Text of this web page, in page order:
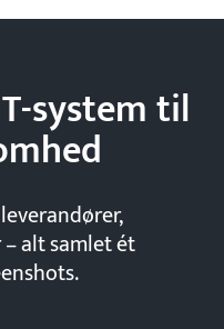
system til
alt samlet ét